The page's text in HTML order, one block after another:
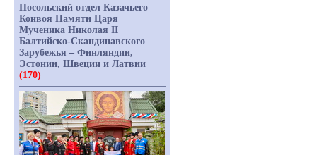
Посольский отдел Казачьего
Конвоя Памяти Царя
Мученика Николая II
Балтийско-Скандинавского
Зарубежья – Финляндии,
Эстонии, Швеции и Латвии
(170)